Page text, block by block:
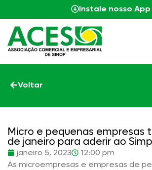
Instale nosso App
Voltar
Micro e pequenas empresas
de janeiro para aderir ao
janeiro 5, 2023
12:00 pm
As microempresas e empresas de